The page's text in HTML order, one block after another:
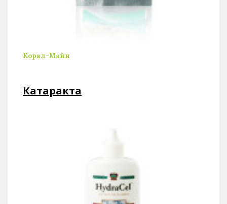
Корал-Майн
Катаракта